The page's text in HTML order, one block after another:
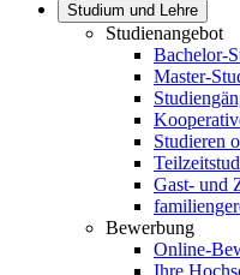
Studium und Lehre
Studienangebot
Bachelor-
Master-
Studieren
Gast- und
Bewerbung
Online-